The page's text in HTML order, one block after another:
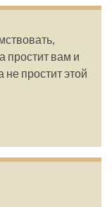
простит вам и
не простит этой